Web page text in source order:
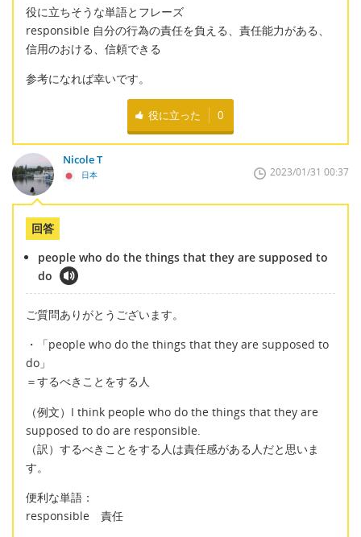
役に立ちそうな単語とフレーズ
responsible 自分の行為の責任を負える、責任能力がある、
信用のおける、信頼できる
参考になれば幸いです。
役に立った 0
Nicole T
日本 2023/01/31 00:37
回答
people who do the things that they are supposed to
do
ご質問ありがとうございます。
・「people who do the things that they are supposed to
do」
＝するべきことをする人
（例文）I think people who do the things that they are
supposed to do are responsible.
（訳）するべきことをする人は責任感がある人だと思いま
す。
便利な単語：
responsible 責任